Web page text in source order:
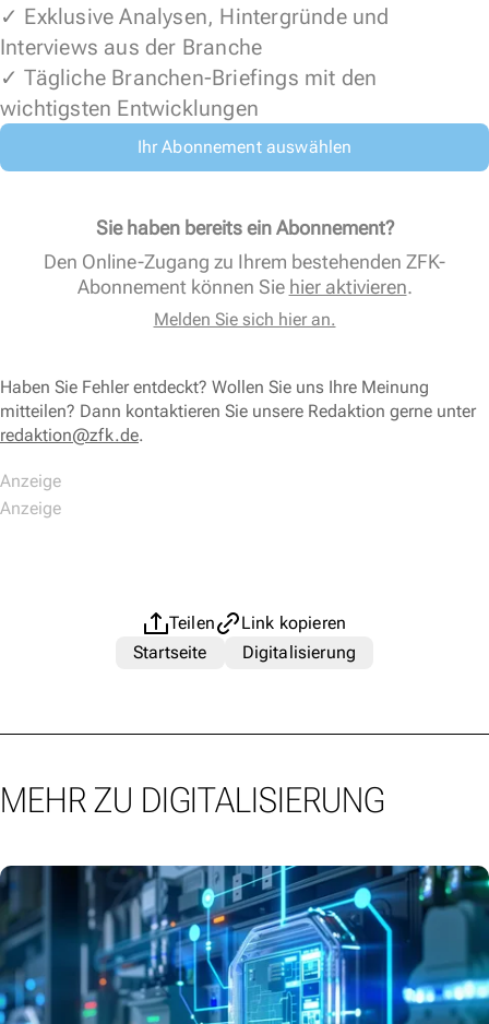
✓ Exklusive Analysen, Hintergründe und
Interviews aus der Branche
✓ Tägliche Branchen-Briefings mit den
wichtigsten Entwicklungen
Ihr Abonnement auswählen
Sie haben bereits ein Abonnement?
Den Online-Zugang zu Ihrem bestehenden ZFK-
Abonnement können Sie hier aktivieren.
Melden Sie sich hier an.
Haben Sie Fehler entdeckt? Wollen Sie uns Ihre Meinung
mitteilen? Dann kontaktieren Sie unsere Redaktion gerne unter
redaktion@zfk.de.
Teilen
Link kopieren
Startseite
Digitalisierung
MEHR ZU DIGITALISIERUNG